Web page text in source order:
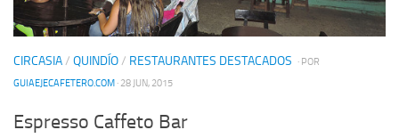
CIRCASIA/ QUINDÍO/ RESTAURANTES DESTACADOS · POR
GUIAEJECAFETERO.COM · 28 JUN, 2015
Espresso Caffeto Bar